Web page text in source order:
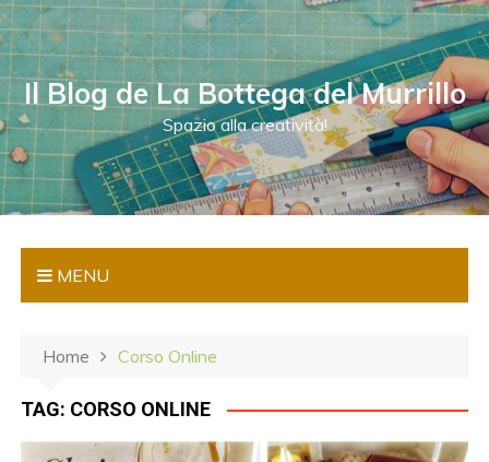
S
a
a
a
l
c
Il Blog de La Bottega del Murrillo
Spazio alla creatività!
MENU
Home Corso Online
TAG: CORSO ONLINE